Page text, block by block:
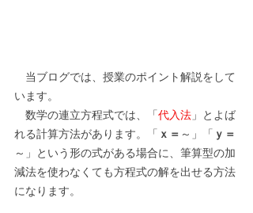
当ブログでは、授業のポイント解説をして
います。
数学の連立方程式では、
「代入法 」とよば
れる計算方法があります。「 ｘ＝ ～」「 ｙ＝
～」という形の式がある場合に、筆算型の加
減法を使わなくても方程式の解を出せる方法
になります。